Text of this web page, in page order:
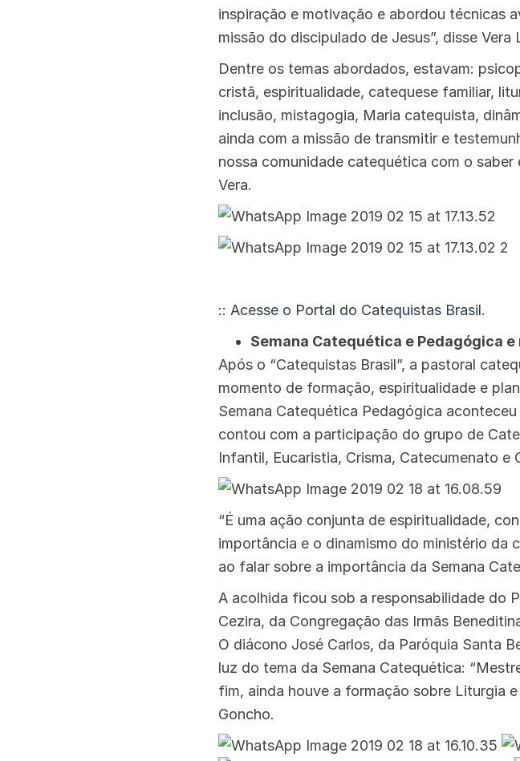
inspiração e motivação e abordou técnicas
missão do discipulado de Jesus”, disse Vera
Dentre os temas abordados, estavam:
cristã, espiritualidade, catequese familiar,
inclusão, mistagogia, Maria catequista,
ainda com a missão de transmitir e
nossa comunidade catequética com o
Vera.
:: Acesse o Portal do Catequistas Brasil.
Semana Catequética e Pedagógica e
Após o “Catequistas Brasil”, a pastoral
momento de formação, espiritualidade e
Semana Catequética Pedagógica
contou com a participação do grupo de
Infantil, Eucaristia, Crisma, Catecumenato e
“É uma ação conjunta de espiritualidade,
importância e o dinamismo do ministério da
ao falar sobre a importância da Semana
A acolhida ficou sob a responsabilidade do
Cezira, da Congregação das Irmãs
O diácono José Carlos, da Paróquia Santa
luz do tema da Semana Catequética:
fim, ainda houve a formação sobre Liturgia
Goncho.